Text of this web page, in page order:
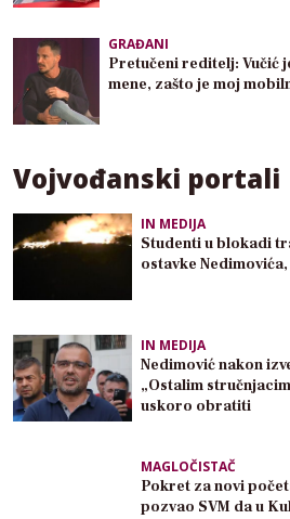
GRAĐANI
Pretučeni reditelj: Vučić
mene, zašto je moj
Vojvođanski portali
IN MEDIJA
Studenti u blokadi
ostavke
IN MEDIJA
Nedimović nakon
„Ostalim
uskoro obratiti
MAGLOČISTAČ
Pokret za novi
pozvao SVM da u